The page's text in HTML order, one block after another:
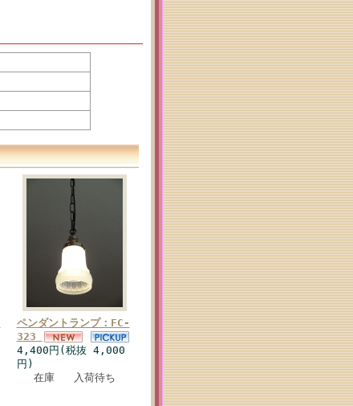
ペンダントランプ：FC-
323
4,400円(税抜 4,000
円)
在庫 入荷待ち